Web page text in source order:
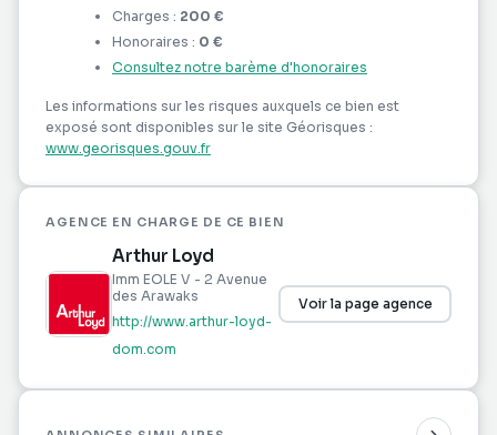
Charges : 200 €
Honoraires : 0 €
Consultez notre barème d'honoraires
Les informations sur les risques auxquels ce bien est
exposé sont disponibles sur le site Géorisques :
www.georisques.gouv.fr
AGENCE EN CHARGE DE CE BIEN
Arthur Loyd
Imm EOLE V - 2 Avenue
des Arawaks
http://www.arthur-loyd-
dom.com
Voir la page agence